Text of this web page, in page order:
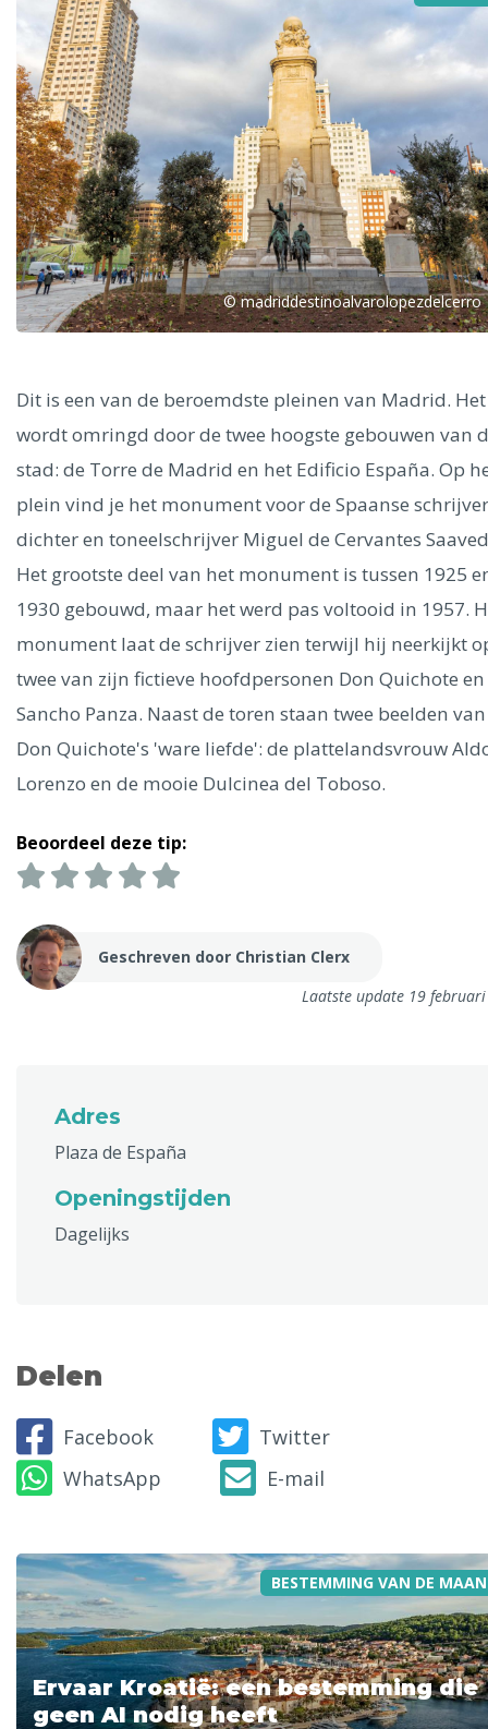
Alle steden
Phoenix
Dresden
Singapore
Dublin
Hong Kong München Wenen Budapest
Madrid
Vancouver
Alles bekijken
© madriddestinoalvarolopezdelcerro
Dit is een van de beroemdste pleinen van Madrid. Het
wordt omringd door de twee hoogste gebouwen van
stad: de Torre de Madrid en het Edificio España. Op
plein vind je het monument voor de Spaanse
dichter en toneelschrijver Miguel de Cervantes
Het grootste deel van het monument is tussen 1925
1930 gebouwd, maar het werd pas voltooid in 1957.
monument laat de schrijver zien terwijl hij neerkijkt
twee van zijn fictieve hoofdpersonen Don Quichote en
Sancho Panza. Naast de toren staan twee beelden van
Don Quichote's 'ware liefde': de plattelandsvrouw
Lorenzo en de mooie Dulcinea del Toboso.
Beoordeel deze tip:
Geschreven door Christian Clerx
Laatste update 19
Adres
Plaza de España
Openingstijden
Dagelijks
Delen
Facebook
Twitter
WhatsApp
E-mail
BESTEMMING VAN DE
Ervaar Kroatië: een bestemming die
geen AI nodig heeft